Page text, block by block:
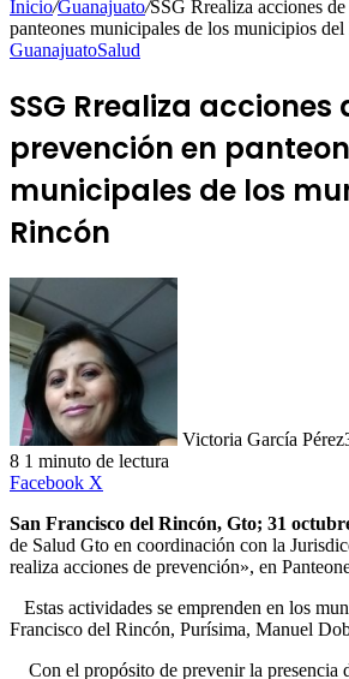
Inicio/Guanajuato/SSG Rrealiza acciones
panteones municipales de los municipios
GuanajuatoSalud
SSG Rrealiza acciones
prevención en
municipales de los
Rincón
Victoria García Pérez
8 1 minuto de lectura
Facebook X
San Francisco del Rincón, Gto; 31
de Salud Gto en coordinación con la
realiza acciones de prevención», en
Estas actividades se emprenden en los
Francisco del Rincón, Purísima, Manuel
Con el propósito de prevenir la presencia